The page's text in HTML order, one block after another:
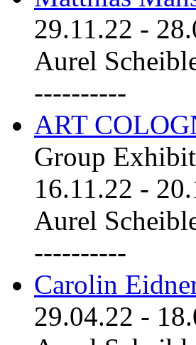
29.11.22 -
Aurel
----------
ART
Group
16.11.22 -
Aurel
----------
Carolin
29.04.22 -